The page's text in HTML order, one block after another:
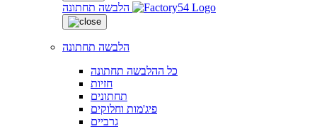
הלבשה תחתונה
הלבשה תחתונה
כל ההלבשה תחתונה
חזיות
תחתונים
פיג'מות וחלוקים
גרביים